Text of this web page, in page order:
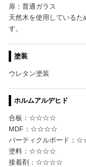
扉：普通ガラス
天然木を使用しているた
す。
塗装
ウレタン塗装
ホルムアルデヒド
合板：☆☆☆☆
MDF：☆☆☆☆
パーティクルボード
塗料：☆☆☆☆
接着剤：☆☆☆☆